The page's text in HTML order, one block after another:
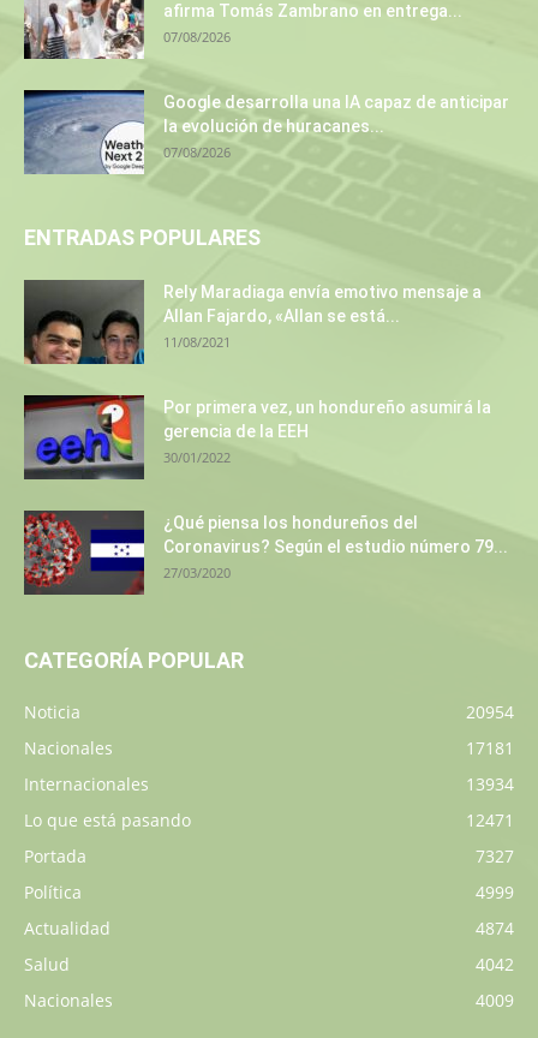
afirma Tomás Zambrano en entrega...
07/08/2026
Google desarrolla una IA capaz de anticipar
la evolución de huracanes...
07/08/2026
ENTRADAS POPULARES
Rely Maradiaga envía emotivo mensaje a
Allan Fajardo, «Allan se está...
11/08/2021
Por primera vez, un hondureño asumirá la
gerencia de la EEH
30/01/2022
¿Qué piensa los hondureños del
Coronavirus? Según el estudio número 79...
27/03/2020
CATEGORÍA POPULAR
Noticia
20954
Nacionales
17181
Internacionales
13934
Lo que está pasando
12471
Portada
7327
Política
4999
Actualidad
4874
Salud
4042
Nacionales
4009